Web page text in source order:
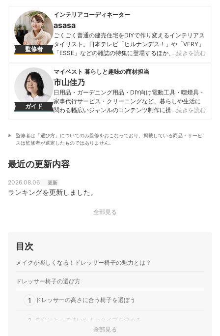
監修者
インテリアコーディネーター
asasa
ごくごく普通の建売住宅をDIYで作り変えるインテリアス
タイリスト。日本テレビ「ヒルナンデス！」や「VERY」
「ESSE」などの雑誌の特集に登場するほか、記事執筆、
メイク・インテリアコーディネート・スッキリ収納に関
してSNS・Yahoo! JAPAN クリエイターズプログラムで
発信中。出版『元雑貨屋asasaさんの「ゆるカワ暮ら
し」: お金も時間もかけずに、毎日がトキめくコツ』（小
学館）など。
asasaのプロフィール
…続きを読む
ガイド
マイベスト 暮らしと趣味の商材担当
市山佳乃
日用品・ガーデニング用品・DIY向け電動工具・喫煙具・
家事代行サービス・クリーニングなど、暮らしや生活に
関わる幅広いジャンルのコンテンツ制作に携わる。「一
市山佳乃のプロフィール
…続きを読む
監修者は「選び方」についてのみ監修をおこなっており、掲載している商品・サービ
スは監修者が選定したものではありません。
最近の更新内容
2026.08.06 更新
ランキングを更新しました。
全部見る
目次
メイクが楽しくなる！ドレッサー椅子の魅力とは？
ドレッサー椅子の選び方
1 ドレッサーの高さに合う椅子を選ぼう
2 自分にとって使いやすいタイプを決める
全部見る